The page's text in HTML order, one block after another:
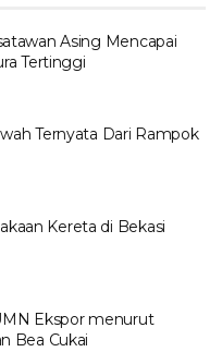
Asing Mencapai
Tertinggi
Ternyata Dari Rampok
Kereta di Bekasi
Ekspor menurut
Bea Cukai